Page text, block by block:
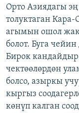
Орто Азиядагы
толуктаган
агымын ошол
болот. Буга
Бирок
чектөөлөрдөн
болсо, азыркы
кыргыз
көнүп калган